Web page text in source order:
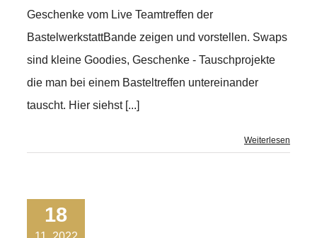
Geschenke vom Live Teamtreffen der
BastelwerkstattBande zeigen und vorstellen. Swaps
sind kleine Goodies, Geschenke - Tauschprojekte
die man bei einem Basteltreffen untereinander
tauscht. Hier siehst [...]
Weiterlesen
18